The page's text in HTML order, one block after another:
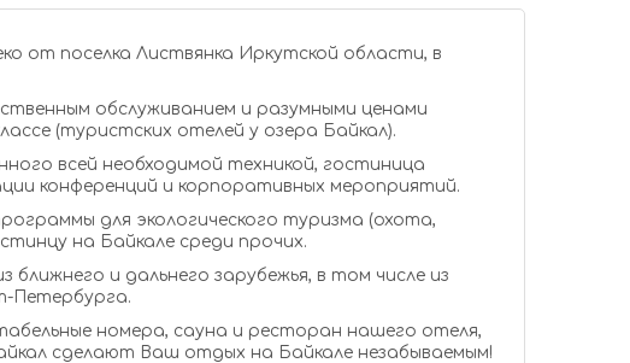
от поселка Листвянка Иркутской области, в
обслуживанием и разумными ценами
(туристских отелей у озера Байкал).
всей необходимой техникой, гостиница
конференций и корпоративных мероприятий.
для экологического туризма (охота,
на Байкале среди прочих.
и дальнего зарубежья, в том числе из
Петербурга.
номера, сауна и ресторан нашего отеля,
сделают Ваш отдых на Байкале незабываемым!